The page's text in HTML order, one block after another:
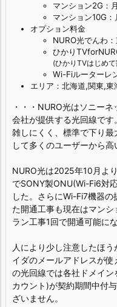
マンション2G：
マンション10G
オプション料金
NURO光でんわ
ひかり
(ひかりTVはじめ
Wi-Fiルーターレ
エリア：北海道,関東,
・・・NURO光はソニー
会社が提供する光回線で
雑しにくく、標準で下り
して多くのユーザーから高
NURO光は2025年10月よ
でSONY製ONU(Wi-Fi6対
した。さらにWi-Fi7機器
た開通工事も現在はマン
ラン工事1回で開通可能に
人により少し注意したほ
イダのメールアドレスが
の光回線では各社ドメイ
カウント)が契約期間中付
ざいません。